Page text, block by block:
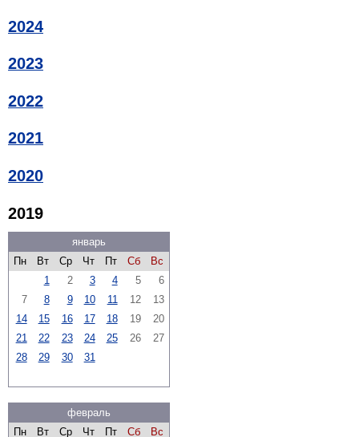
2024
2023
2022
2021
2020
2019
январь
Пн
Вт Ср Чт Пт Сб
Вс
1
2 3 4 5
6
7
8 9 10 11 12
13
14
15 16 17 18 19
20
21
22 23 24 25 26
27
28
29 30 31
февраль
Пн
Вт Ср Чт Пт Сб Вс